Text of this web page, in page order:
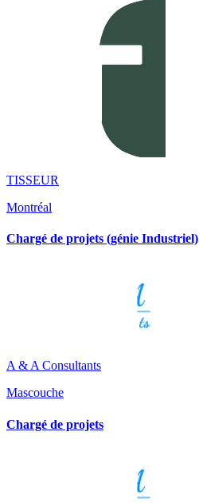
TISSEUR
Montréal
Chargé de projets (génie Industriel)
A & A Consultants
Mascouche
Chargé de projets